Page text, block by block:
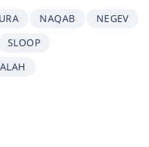
NAQAB
NEGEV
SLOOP